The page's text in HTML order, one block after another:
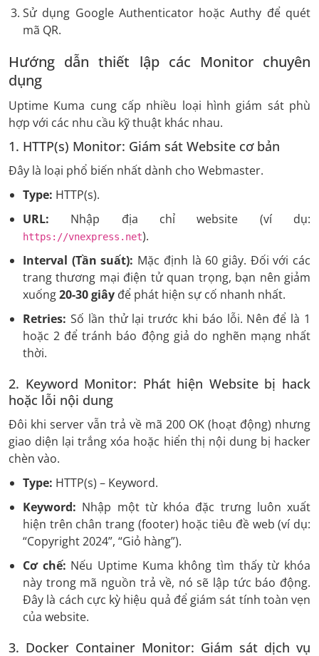
Sử dụng Google Authenticator hoặc Authy để quét
mã QR.
Hướng dẫn thiết lập các Monitor chuyên
dụng
Uptime Kuma cung cấp nhiều loại hình giám sát phù
hợp với các nhu cầu kỹ thuật khác nhau.
1. HTTP(s) Monitor: Giám sát Website cơ bản
Đây là loại phổ biến nhất dành cho Webmaster.
Type: HTTP(s).
URL: Nhập địa chỉ website (ví dụ:
https://vnexpress.net).
Interval (Tần suất): Mặc định là 60 giây. Đối với các
trang thương mại điện tử quan trọng, bạn nên giảm
xuống20-30 giây để phát hiện sự cố nhanh nhất.
Retries: Số lần thử lại trước khi báo lỗi. Nên để là 1
hoặc 2 để tránh báo động giả do nghẽn mạng nhất
thời.
2. Keyword Monitor: Phát hiện Website bị hack
hoặc lỗi nội dung
Đôi khi server vẫn trả về mã 200 OK (hoạt động) nhưng
giao diện lại trắng xóa hoặc hiển thị nội dung bị hacker
chèn vào.
Type: HTTP(s) – Keyword.
Keyword: Nhập một từ khóa đặc trưng luôn xuất
hiện trên chân trang (footer) hoặc tiêu đề web (ví dụ:
“Copyright 2024”, “Giỏ hàng”).
Cơ chế: Nếu Uptime Kuma không tìm thấy từ khóa
này trong mã nguồn trả về, nó sẽ lập tức báo động.
Đây là cách cực kỳ hiệu quả để giám sát tính toàn vẹn
của website.
3. Docker Container Monitor: Giám sát dịch vụ